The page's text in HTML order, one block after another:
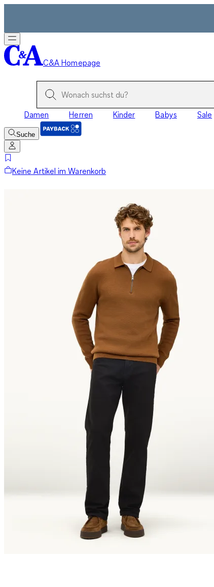
C&A Homepage
Damen Herren Kinder Babys Sale
Suche
Keine Artikel im Warenkorb